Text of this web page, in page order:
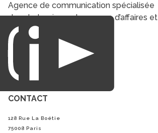
Agence de communication spécialisée
dans le tourisme du voyage d’affaires et
du loisirs.
CONTACT
128 Rue La Boétie
75008 Paris